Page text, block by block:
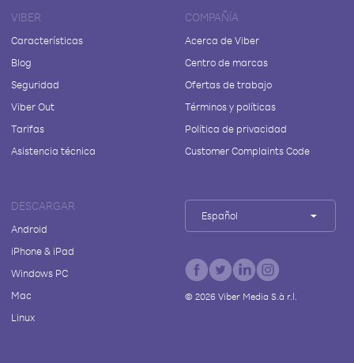
VIBER
Características
Blog
Seguridad
Viber Out
Tarifas
Asistencia técnica
COMPAÑÍA
Acerca de Viber
Centro de marcas
Ofertas de trabajo
Términos y políticas
Política de privacidad
Customer Complaints Code
DESCARGAR
Android
iPhone & iPad
Windows PC
Mac
Linux
Español
© 2026Viber Media S.à r.l.